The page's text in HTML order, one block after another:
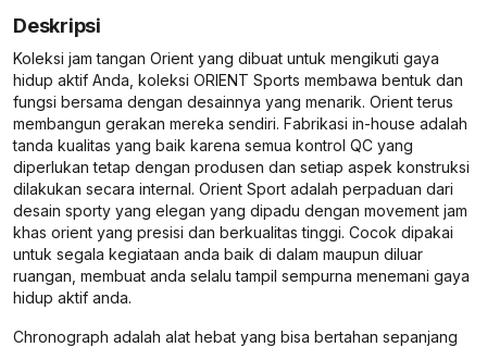
Deskripsi
Koleksi jam tangan Orient yang dibuat untuk mengikuti gaya
hidup aktif Anda, koleksi ORIENT Sports membawa bentuk dan
fungsi bersama dengan desainnya yang menarik. Orient terus
membangun gerakan mereka sendiri. Fabrikasi in-house adalah
tanda kualitas yang baik karena semua kontrol QC yang
diperlukan tetap dengan produsen dan setiap aspek konstruksi
dilakukan secara internal. Orient Sport adalah perpaduan dari
desain sporty yang elegan yang dipadu dengan movement jam
khas orient yang presisi dan berkualitas tinggi. Cocok dipakai
untuk segala kegiataan anda baik di dalam maupun diluar
ruangan, membuat anda selalu tampil sempurna menemani gaya
hidup aktif anda.
Chronograph adalah alat hebat yang bisa bertahan sepanjang